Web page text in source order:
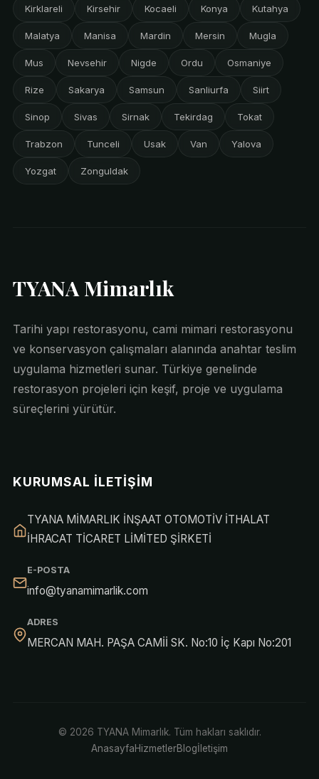
Kirklareli Kirsehir Kocaeli Konya Kutahya
Malatya Manisa Mardin Mersin Mugla
Mus Nevsehir Nigde Ordu Osmaniye
Rize Sakarya Samsun Sanliurfa Siirt
Sinop Sivas Sirnak Tekirdag Tokat
Trabzon Tunceli Usak Van Yalova
Yozgat Zonguldak
TYANA Mimarlık
Tarihi yapı restorasyonu, cami mimari restorasyonu
ve konservasyon çalışmaları alanında anahtar teslim
uygulama hizmetleri sunar. Türkiye genelinde
restorasyon projeleri için keşif, proje ve uygulama
süreçlerini yürütür.
KURUMSAL İLETIŞIM
TYANA MİMARLIK İNŞAAT OTOMOTİV İTHALAT
İHRACAT TİCARET LİMİTED ŞİRKETİ
E-POSTA
info@tyanamimarlik.com
ADRES
MERCAN MAH. PAŞA CAMİİ SK. No:10 İç Kapı No:201
© 2026 TYANA Mimarlık. Tüm hakları saklıdır.
AnasayfaHizmetlerBlogİletişim